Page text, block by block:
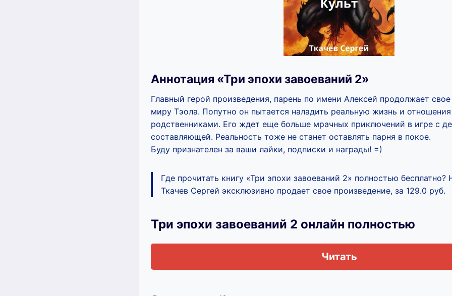
Аннотация «Три эпохи завоеваний 2»
Главный герой произведения, парень по имени Алексей продолжает
миру Тэола. Попутно он пытается наладить реальную жизнь и
родственниками. Его ждет еще больше мрачных приключений в игре с
составляющей. Реальность тоже не станет оставлять парня в покое.
Буду признателен за ваши лайки, подписки и награды! =)
Где прочитать книгу «Три эпохи завоеваний 2» полностью бесплатно?
Ткачев Сергей эксклюзивно продает свое произведение, за 129.0 руб.
Три эпохи завоеваний 2 онлайн полностью
Читать